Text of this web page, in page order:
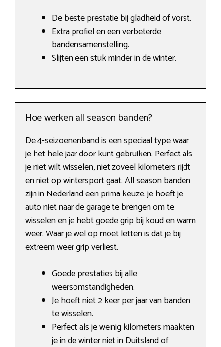
De beste prestatie bij gladheid of vorst.
Extra profiel en een verbeterde
bandensamenstelling.
Slijten een stuk minder in de winter.
Hoe werken all season banden?
De 4-seizoenenband is een speciaal type waar
je het hele jaar door kunt gebruiken. Perfect als
je niet wilt wisselen, niet zoveel kilometers rijdt
en niet op wintersport gaat. All season banden
zijn in Nederland een prima keuze: je hoeft je
auto niet naar de garage te brengen om te
wisselen en je hebt goede grip bij koud en warm
weer. Waar je wel op moet letten is dat je bij
extreem weer grip verliest.
Goede prestaties bij alle
weersomstandigheden.
Je hoeft niet 2 keer per jaar van banden
te wisselen.
Perfect als je weinig kilometers maakten
je in de winter niet in Duitsland of